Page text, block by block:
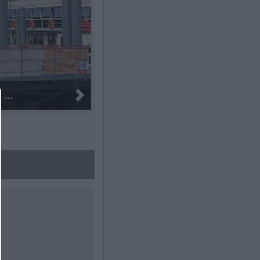
I 100 anni del Corpo Musicale di